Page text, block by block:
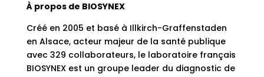
À propos de BIOSYNEX
Créé en 2005 et basé à Illkirch-Graffenstaden
en Alsace, acteur majeur de la santé publique
avec 329 collaborateurs, le laboratoire français
BIOSYNEX est un groupe leader du diagnostic de